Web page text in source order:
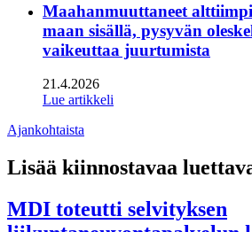
Maahanmuuttaneet
maan sisällä, pysyvän
vaikeuttaa juurtumista
21.4.2026
Lue artikkeli
Ajankohtaista
Lisää kiinnostavaa
MDI toteutti selvityksen